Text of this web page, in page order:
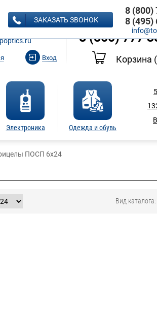
ЗВОНОК
Вход
8 (495) 648
8 (800) 777
Корзина
Электроника Одежда и обувь
ЗАКАЗАТЬ ЗВОНОК
8 (800)
8 (495)
ПОСП 6х24
Вид каталога: